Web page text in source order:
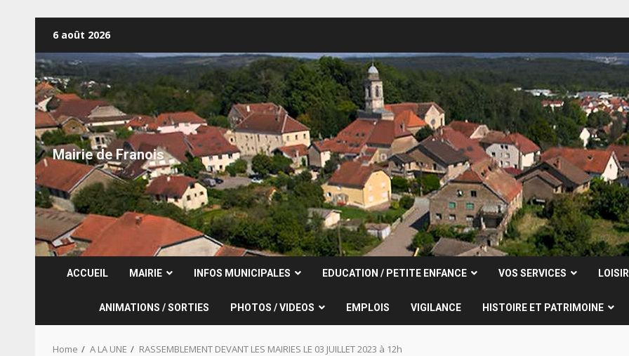
content
6 août 2026
Mairie de Franois
ACCUEIL MAIRIE INFOS MUNICIPALES EDUCATION / PETITE ENFANCE VOS SERVICES
ANIMATIONS / SORTIES PHOTOS / VIDEOS EMPLOIS VIGILANCE HISTOIRE ET PATRIMOINE
Home A LA UNE RASSEMBLEMENT DEVANT LES MAIRIES LE 03 JUILLET 2023 à 12h